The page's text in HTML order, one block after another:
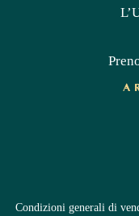
Condizioni generali di